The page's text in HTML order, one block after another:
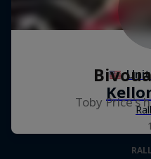
Toby Price's